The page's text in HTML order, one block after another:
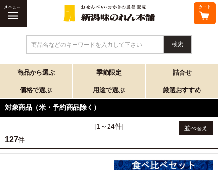
商品名などのキーワードを入力して下さい
商品から選ぶ 季節限定 詰合せ
価格で選ぶ 用途で選ぶ 厳選おすすめ
対象商品（米・予約商品除く）
並べ替え
[1～24件]
127件